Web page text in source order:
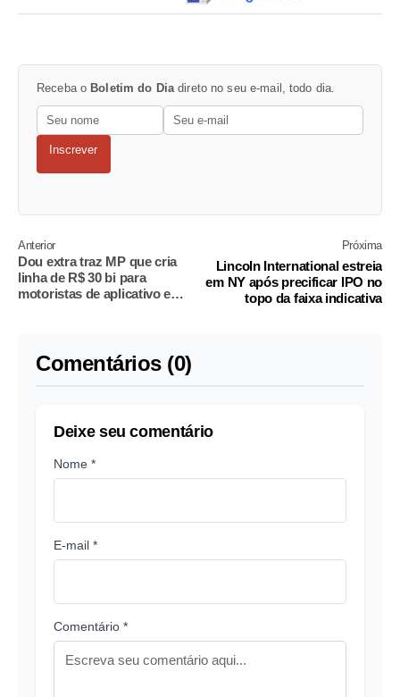
Receba o Boletim do Dia direto no seu e-mail, todo dia.
Inscrever
Anterior
Dou extra traz MP que cria
linha de R$ 30 bi para
motoristas de aplicativo e
Próxima
Lincoln International estreia
em NY após precificar IPO no
topo da faixa indicativa
Comentários (0)
Deixe seu comentário
Nome *
E-mail *
Comentário *